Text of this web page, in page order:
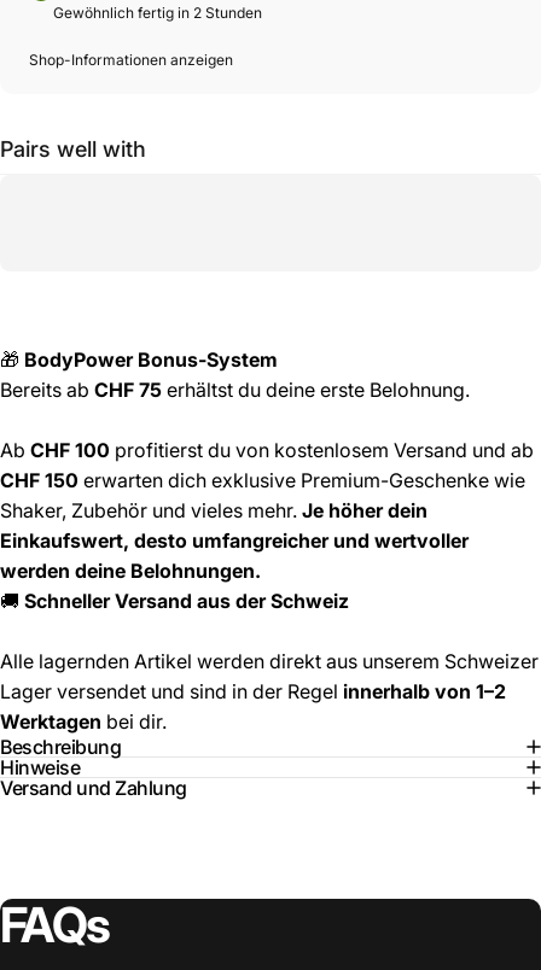
Gewöhnlich fertig in 2 Stunden
Shop-Informationen anzeigen
Pairs well with
🎁 BodyPower Bonus-System
Bereits ab CHF 75 erhältst du deine erste Belohnung.
Ab CHF 100 profitierst du von kostenlosem Versand und ab
CHF 150 erwarten dich exklusive Premium-Geschenke wie
Shaker, Zubehör und vieles mehr. Je höher dein
Einkaufswert, desto umfangreicher und wertvoller
werden deine Belohnungen.
🚚 Schneller Versand aus der Schweiz
Alle lagernden Artikel werden direkt aus unserem Schweizer
Lager versendet und sind in der Regel innerhalb von 1–2
Werktagen bei dir.
Beschreibung
Hinweise
Versand und Zahlung
FAQs